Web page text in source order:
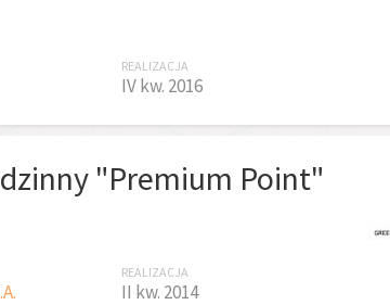
REALIZACJA
IV kw. 2016
"Premium Point"
REALIZACJA
II kw. 2014